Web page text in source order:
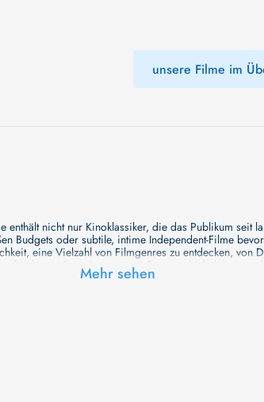
unsere Filme im
nicht nur Kinoklassiker, die das Publikum
oder subtile, intime Independent-Filme
eine Vielzahl von Filmgenres zu entdecken,
bis hin zu Experimenten mit Form und Inhalt. Wir
uns, Meisterwerke des unabhängigen Kinos zu
Mehr sehen